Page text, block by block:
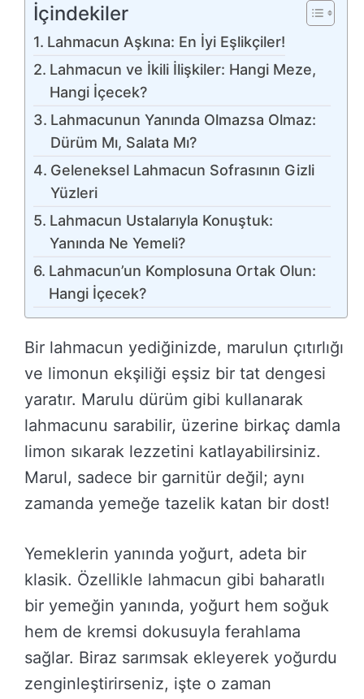
İçindekiler
Lahmacun Aşkına: En İyi Eşlikçiler!
Lahmacun ve İkili İlişkiler: Hangi Meze,
Hangi İçecek?
Lahmacunun Yanında Olmazsa Olmaz:
Dürüm Mı, Salata Mı?
Geleneksel Lahmacun Sofrasının Gizli
Yüzleri
Lahmacun Ustalarıyla Konuştuk:
Yanında Ne Yemeli?
Lahmacun’un Komplosuna Ortak Olun:
Hangi İçecek?
Bir lahmacun yediğinizde, marulun çıtırlığı
ve limonun ekşiliği eşsiz bir tat dengesi
yaratır. Marulu dürüm gibi kullanarak
lahmacunu sarabilir, üzerine birkaç damla
limon sıkarak lezzetini katlayabilirsiniz.
Marul, sadece bir garnitür değil; aynı
zamanda yemeğe tazelik katan bir dost!
Yemeklerin yanında yoğurt, adeta bir
klasik. Özellikle lahmacun gibi baharatlı
bir yemeğin yanında, yoğurt hem soğuk
hem de kremsi dokusuyla ferahlama
sağlar. Biraz sarımsak ekleyerek yoğurdu
zenginleştirirseniz, işte o zaman